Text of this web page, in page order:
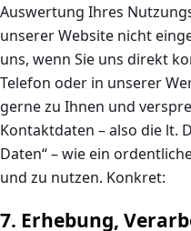
Auswertung Ihres
unserer Website nicht
uns, wenn Sie uns direkt
Telefon oder in unserer
gerne zu Ihnen und
Kontaktdaten – also die lt.
Daten“ – wie ein
und zu nutzen. Konkret:
7. Erhebung,